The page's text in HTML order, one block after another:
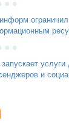
запускает
и